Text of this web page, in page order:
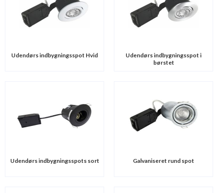
Udendørs indbygningsspot Hvid
Udendørs indbygningsspot i
børstet
Udendørs indbygningsspots sort Galvaniseret rund spot